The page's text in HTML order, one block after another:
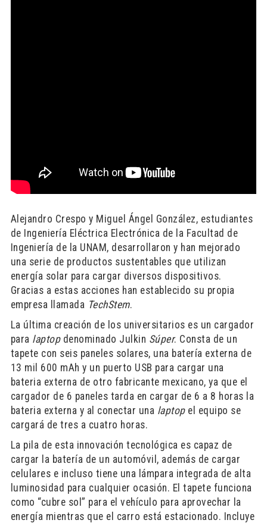
Alejandro Crespo y Miguel Ángel González, estudiantes
de Ingeniería Eléctrica Electrónica de la Facultad de
Ingeniería de la UNAM, desarrollaron y han mejorado
una serie de productos sustentables que utilizan
energía solar para cargar diversos dispositivos.
Gracias a estas acciones han establecido su propia
empresa llamada TechStem.
La última creación de los universitarios es un cargador
para laptopdenominado Julkin Súper. Consta de un
tapete con seis paneles solares, una batería externa de
13 mil 600 mAh y un puerto USB para cargar una
bateria externa de otro fabricante mexicano, ya que el
cargador de 6 paneles tarda en cargar de 6 a 8 horas la
bateria externa y al conectar una laptopel equipo se
cargará de tres a cuatro horas.
La pila de esta innovación tecnológica es capaz de
cargar la batería de un automóvil, además de cargar
celulares e incluso tiene una lámpara integrada de alta
luminosidad para cualquier ocasión. El tapete funciona
como “cubre sol” para el vehículo para aprovechar la
energía mientras que el carro está estacionado. Incluye